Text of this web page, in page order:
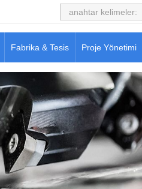
Fabrika & Tesis Proje Yönetimi